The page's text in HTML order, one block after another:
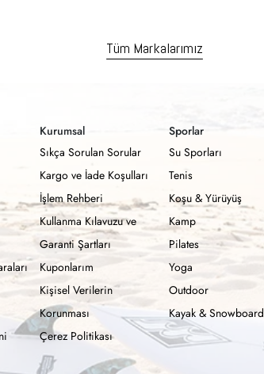
Tüm Markalarımız
Kurumsal
Sıkça Sorulan Sorular
Kargo ve İade Koşulları
İşlem Rehberi
Kullanma Kılavuzu ve
Garanti Şartları
Kuponlarım
Kişisel Verilerin
Korunması
Çerez Politikası
Sporlar
Su Sporları
Tenis
Koşu & Yürüyüş
Kamp
Pilates
Yoga
Outdoor
Kayak & Snowboard